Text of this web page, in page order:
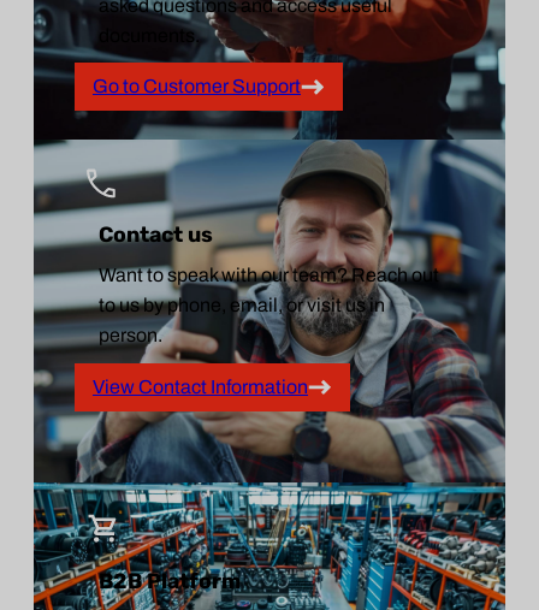
asked questions and access useful
documents.
Go to Customer Support
Contact us
Want to speak with our team? Reach out
to us by phone, email, or visit us in
person.
View Contact Information
B2B Platform